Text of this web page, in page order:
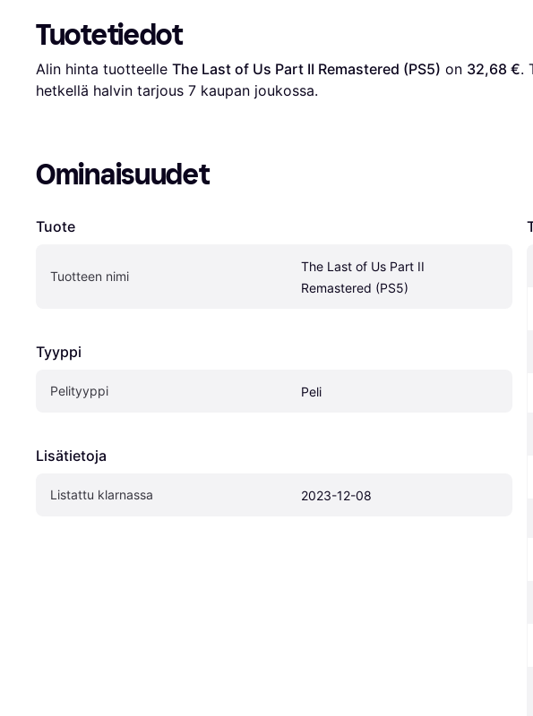
Tuotetiedot
Alin hinta tuotteelle The Last of Us Part II Remastered (PS5) on 32,68 €.
hetkellä halvin tarjous 7 kaupan joukossa.
Ominaisuudet
Tuote
Tuotteen nimi
The Last of Us Part II
Remastered (PS5)
Tyyppi
Pelityyppi Peli
Lisätietoja
Listattu klarnassa 2023-12-08